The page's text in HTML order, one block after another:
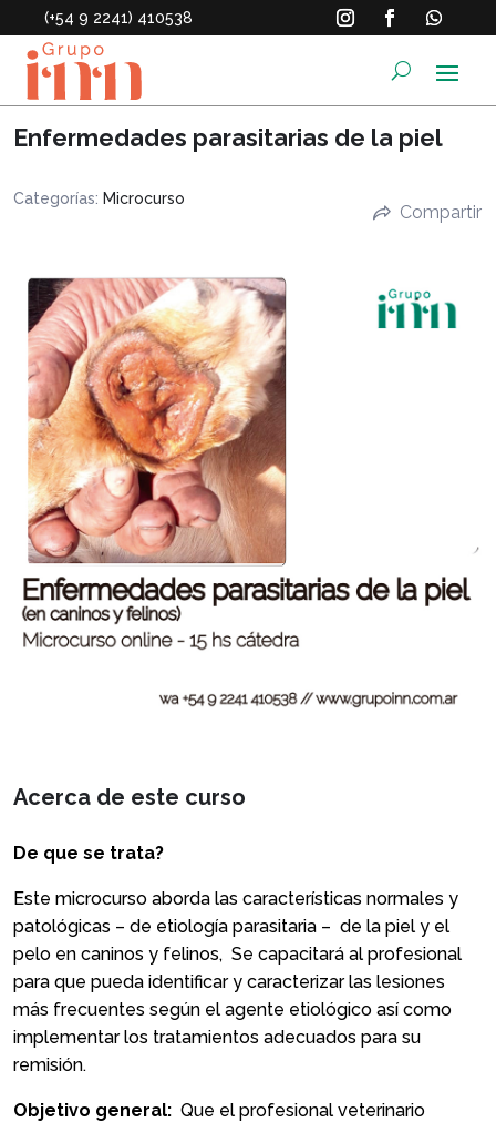
(+54 9 2241) 410538
Enfermedades parasitarias de la piel
Categorías: Microcurso
Compartir
Acerca de este curso
De que se trata?
Este microcurso aborda las características normales y
patológicas – de etiología parasitaria – de la piel y el
pelo en caninos y felinos, Se capacitará al profesional
para que pueda identificar y caracterizar las lesiones
más frecuentes según el agente etiológico así como
implementar los tratamientos adecuados para su
remisión.
Objetivo general: Que el profesional veterinario